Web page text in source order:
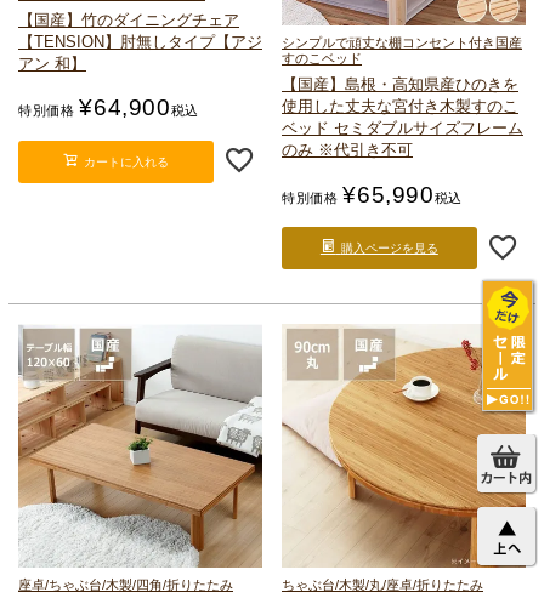
【国産】竹のダイニングチェア
【TENSION】肘無しタイプ【アジ
アン 和】
特別価格 ¥64,900税込
カートに入れる
シンプルで頑丈な棚コンセント付き国産
すのこベッド
【国産】島根・高知県産ひのきを
使用した丈夫な宮付き 木製すのこ
ベッド セミダブルサイズフレーム
のみ ※代引き不可
特別価格 ¥65,990税込
購入ページを見る
座卓/ちゃぶ台/木製/四角/折りたたみ ちゃぶ台/木製/丸/座卓/折りたたみ